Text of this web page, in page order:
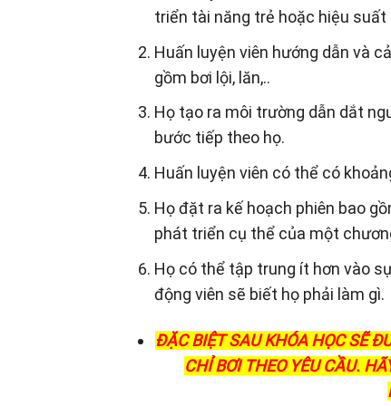
triển tài năng trẻ hoặc hiệu
Huấn luyện viên hướng dẫn và
gồm bơi lội, lăn,..
Họ tạo ra môi trường dẫn dắt
bước tiếp theo họ.
Huấn luyện viên có thể có
Họ đặt ra kế hoạch phiên bao
phát triển cụ thể của một
Họ có thể tập trung ít hơn vào
động viên sẽ biết họ phải làm gì.
ĐẶC BIỆT SAU KHÓA HỌC SẼ
CHỈ BƠI THEO YÊU CẦU.